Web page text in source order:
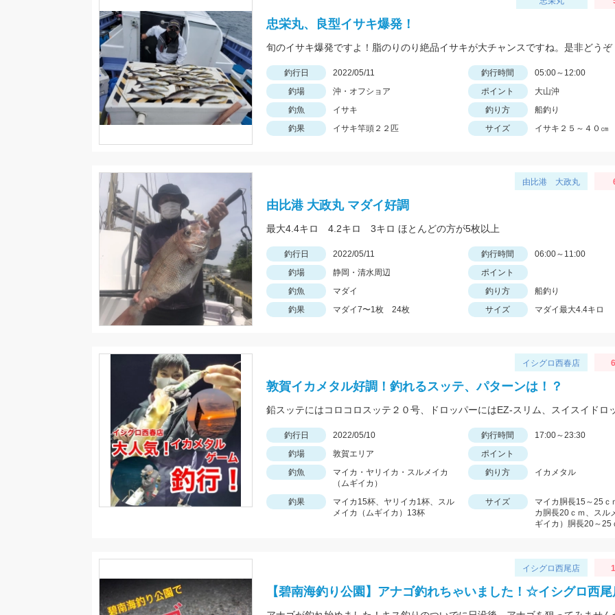
忠栄丸、良型イサキ爆発！
旬のイサキ爆発ですよ！脂のりのり絶品イサキが大チャンスですね。是非どうぞ
釣行日 2022/05/11 釣行時間
05:00～12:00
釣場
沖・オフショア ポイント
大山沖
釣魚
イサキ 釣り方
船釣り
釣果
イサキ竿頭２２匹 サイズ イサキ２５～４０㎝
由比港 大政丸
由比港 大政丸 マダイ好調
最大4.4キロ 4.2キロ 3キロ ほとんどの方が5枚以上
釣行日 2022/05/11 釣行時間
06:00～11:00
釣場
静岡・清水周辺
ポイント
釣魚
マダイ 釣り方
船釣り
釣果
マダイ7〜1枚 24枚 サイズ マダイ最大4.4キロ
イシグロ西春店
敦賀イカメタル好調！釣れるスッテ、パターンは！？
釣行日 2022/05/10 釣行時間
17:00～23:30
釣場
敦賀エリア
ポイント
釣魚
マイカ・ヤリイカ・スルメイカ
（ムギイカ）
釣り方 イカメタル
釣果
マイカ15杯、ヤリイカ1杯、スル
メイカ（ムギイカ）13杯
サイズ
マイカ胴長15～25ｃ
カ胴長20ｃｍ、スル
ギイカ）胴長20～25
イシグロ西尾店
【碧南海釣り公園】アナゴ釣れちゃいました！☆イシグロ西尾